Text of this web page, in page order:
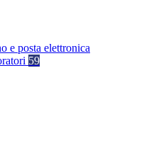
e posta elettronica
59